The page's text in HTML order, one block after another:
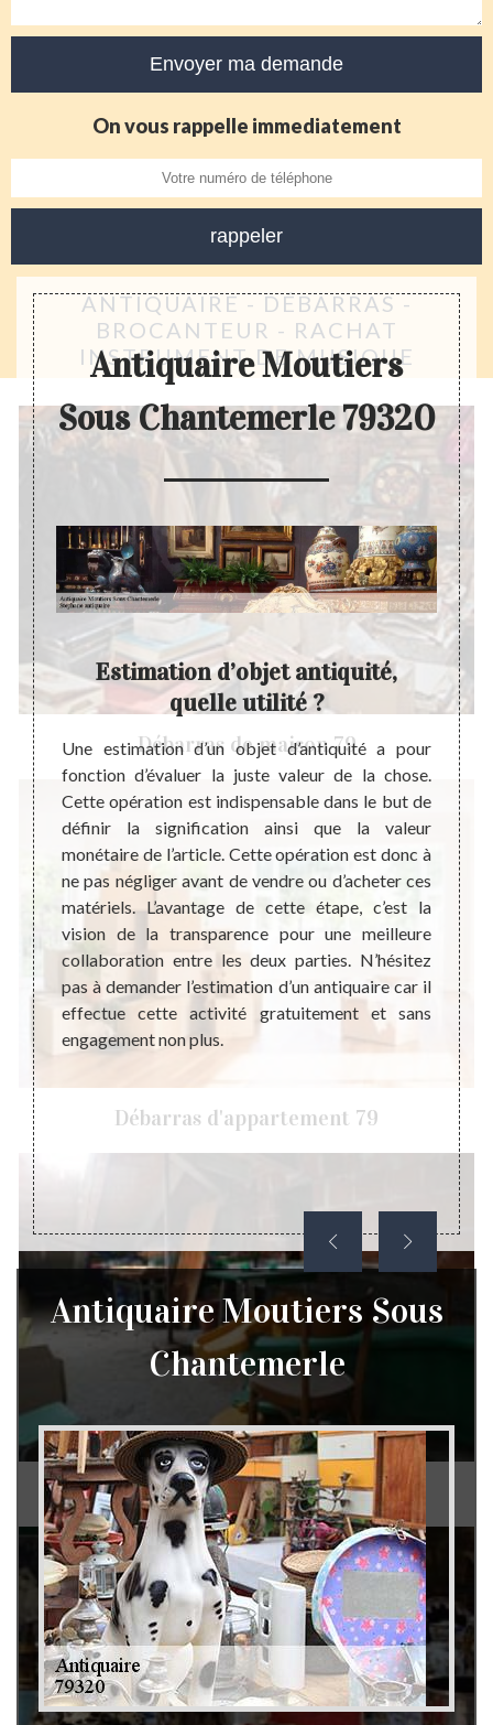
On vous rappelle immediatement
ANTIQUAIRE - DÉBARRAS -
BROCANTEUR - RACHAT
INSTRUMENT DE MUSIQUE
Débarras de maison 79
Débarras d'appartement 79
Débarras de grenier et cave 79
Antiquaire Moutiers
Sous Chantemerle 79320
se
le
un
des
une
en
de
Estimation d’objet antiquité,
quelle utilité ?
Une estimation d’un objet d’antiquité a pour
fonction d’évaluer la juste valeur de la chose.
Cette opération est indispensable dans le but de
définir la signification ainsi que la valeur
monétaire de l’article. Cette opération est donc à
ne pas négliger avant de vendre ou d’acheter ces
matériels. L’avantage de cette étape, c’est la
vision de la transparence pour une meilleure
collaboration entre les deux parties. N’hésitez
pas à demander l’estimation d’un antiquaire car il
effectue cette activité gratuitement et sans
engagement non plus.
A
être
pas
les
Antiquaire Moutiers Sous
Chantemerle